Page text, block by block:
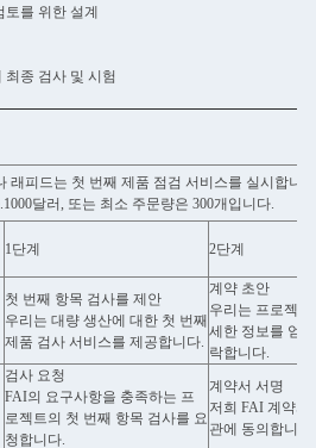
토를 위한 설계
종 검사 및 시험
래피드는 첫 번째 제품 점검 서비스를 실시합
달러, 또는 최소 주문량은 300개입니다.
1단계 2단계
첫 번째 항목 검사를 제안
우리는 대량 생산에 대한 첫 번째
제품 검사 서비스를 제공합니다.
계약 초안
우리는 프로젝
세한 정보를 얻
락합니다.
검사 요청
FAI의 요구사항을 충족하는 프
로젝트의 첫 번째 항목 검사를 요
청합니다.
계약서 서명
저희 FAI 계약서
관에 동의합니다.